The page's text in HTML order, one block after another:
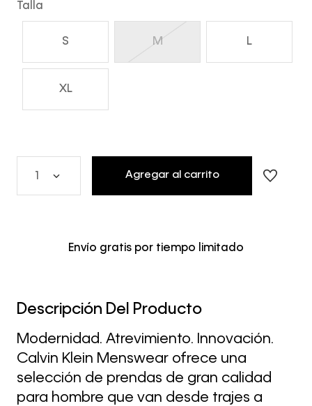
Talla
S M L
XL
Agregar al carrito
Envío gratis por tiempo limitado
Descripción Del Producto
Modernidad. Atrevimiento. Innovación.
Calvin Klein Menswear ofrece una
selección de prendas de gran calidad
para hombre que van desde trajes a